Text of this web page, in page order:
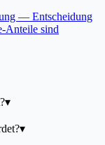
— Entscheidung
Anteile sind
▾
▾